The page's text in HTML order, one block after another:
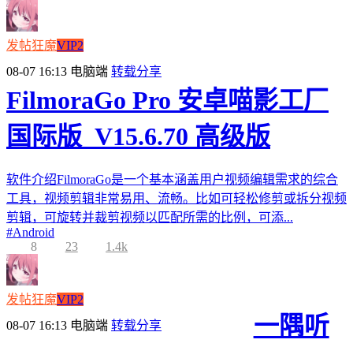
发帖狂魔VIP2
08-07 16:13 电脑端 转载分享
FilmoraGo Pro 安卓喵影工厂
国际版_V15.6.70 高级版
软件介绍FilmoraGo是一个基本涵盖用户视频编辑需求的综合
工具，视频剪辑非常易用、流畅。比如可轻松修剪或拆分视频
剪辑，可旋转并裁剪视频以匹配所需的比例，可添...
#Android
8
23 1.4k
发帖狂魔VIP2
08-07 16:13 电脑端 转载分享
一隅听